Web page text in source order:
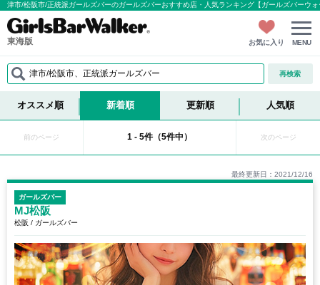
津市/松阪市/正統派ガールズバーのガールズバーおすすめ店・人気ランキング【ガールズバーウ
東海版 お気に入り MENU
津市/松阪市、正統派ガールズバー 再検索
オススメ順 新着順 更新順 人気順
前のページ 1 - 5件（5件中） 次のページ
最終更新日：2021/12/16
ガールズバー
MJ松阪
松阪 / ガールズバー